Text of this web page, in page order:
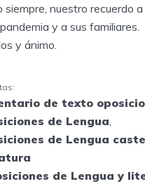
siempre, nuestro recuerdo
y a sus familiares.
y ánimo.
de texto
de Lengua,
de Lengua
de Lengua y